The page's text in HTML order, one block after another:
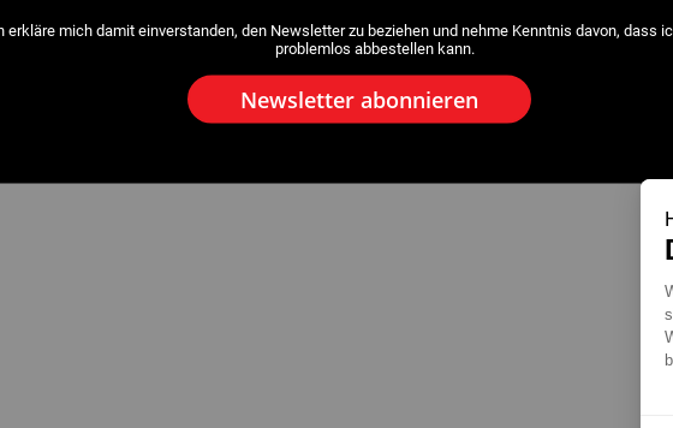
erkläre mich damit einverstanden, den Newsletter zu beziehen und nehme Kenntnis davon, dass
problemlos abbestellen kann.
Newsletter abonnieren